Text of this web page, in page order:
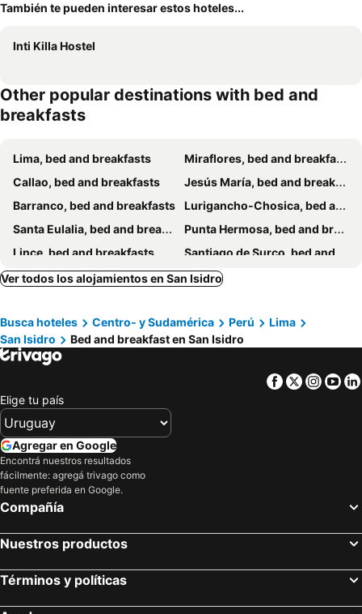
También te pueden interesar estos hoteles...
Inti Killa Hostel
Other popular destinations with bed and
breakfasts
Lima, bed and breakfasts
Miraflores, bed and breakfasts
Callao, bed and breakfasts
Jesús María, bed and breakfasts
Barranco, bed and breakfasts
Lurigancho-Chosica, bed and breakfasts
Santa Eulalia, bed and breakfasts
Punta Hermosa, bed and breakfasts
Lince, bed and breakfasts
Santiago de Surco, bed and breakfasts
Cieneguilla, bed and breakfasts
San Martin de Porres, bed and breakfasts
San Juan de Luringancho, bed and breakfasts
Independencia, bed and breakfasts
Chorrillos, bed and breakfasts
Villa María del Triunfo, bed and breakfasts
Ver todos los alojamientos en San Isidro
Busca hoteles Centro- y Sudamérica Perú
Lima
San Isidro
Bed and breakfast en San Isidro
Facebook
Twitter
Elige tu país
Agregar en Google
Encontrá nuestros resultados
fácilmente: agregá trivago como
fuente preferida en Google.
Compañía
Nuestros productos
Términos y políticas